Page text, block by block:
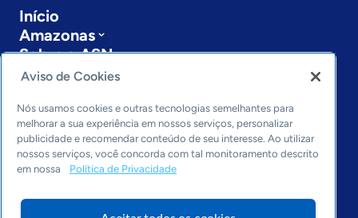
Início
Amazonas
Sobre a ASN
Últimas notícias
Editorias
Economia & Política
Inovação & Tecnologia
Dados
Aviso de Cookies
Nós usamos cookies e outras tecnologias semelhantes para
melhorar a sua experiência em nossos serviços, personalizar
publicidade e recomendar conteúdo de seu interesse. Ao utilizar
nossos serviços, você concorda com tal monitoramento descrito
em nossa
Política de Privacidade